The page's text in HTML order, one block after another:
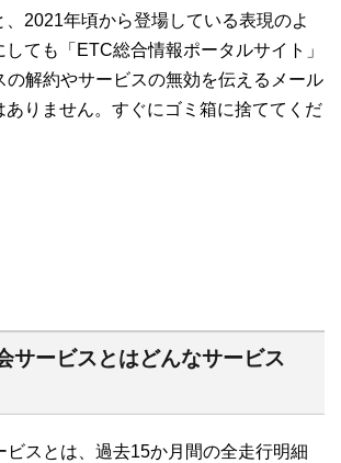
、2021年頃から登場している表現のよ
しても「ETC総合情報ポータルサイト」
の解約やサービスの無効を伝えるメール
ありません。すぐにゴミ箱に捨ててくだ
サービスとはどんなサービス
ビスとは、過去15か月間の全走行明細